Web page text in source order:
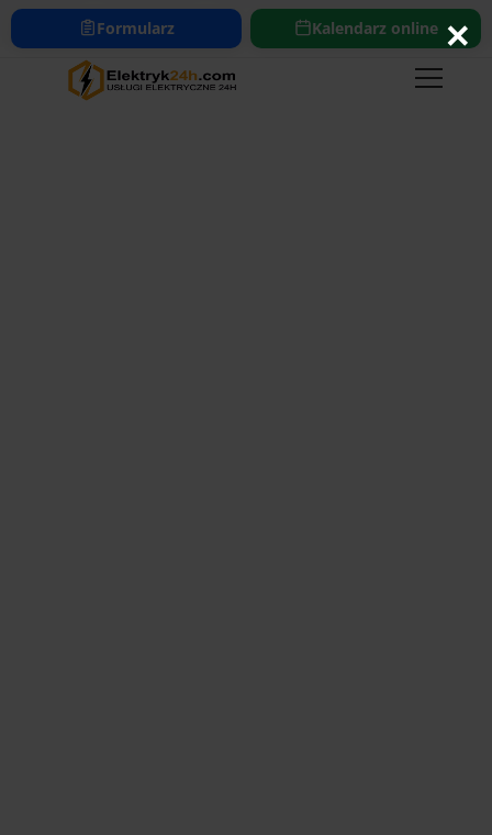
Formularz Kalendarz online
https://www.elektryk24h.com
693-482-322 bok@elektryk24h.com ×